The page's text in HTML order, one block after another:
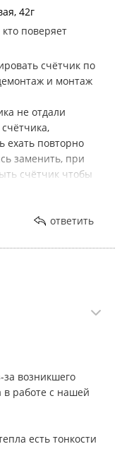
42г
поверяет
счётчик по
и монтаж
не отдали
ехать повторно
заменить, при
счётчик чтобы
сам и сам же дома
УК без проблем,
на
тоже
ответить
возникшего
в работе с нашей
есть тонкости